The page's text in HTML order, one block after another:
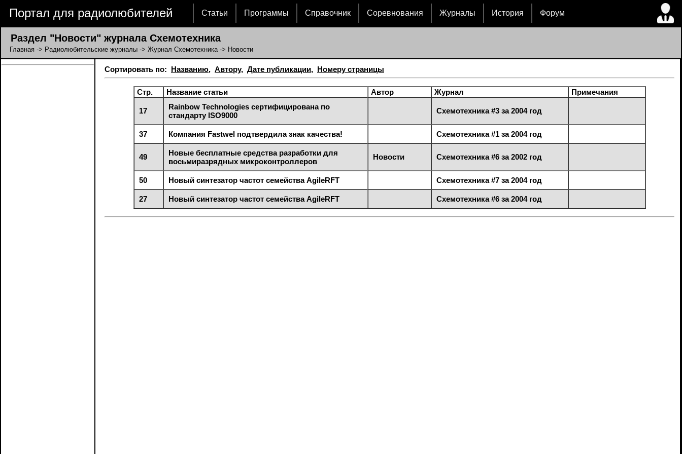
Портал для радиолюбителей Статьи Программы Справочник Соревнования Журналы История Форум
Раздел "Новости" журнала Схемотехника
Главная -> Радиолюбительские журналы -> Журнал Схемотехника-> Новости
Сортировать по: Названию, Автору, Дате публикации, Номеру страницы
Стр. Название статьи Автор Журнал Примечания
17
Rainbow Technologies сертифицирована по
стандарту ISO9000
Схемотехника #3 за 2004 год
37 Компания Fastwel подтвердила знак качества! Схемотехника #1 за 2004 год
49
Новые бесплатные средства разработки для
восьмиразрядных микроконтроллеров
Новости Схемотехника #6 за 2002 год
50 Новый синтезатор частот семейства AgileRFT Схемотехника #7 за 2004 год
27 Новый синтезатор частот семейства AgileRFT Схемотехника #6 за 2004 год